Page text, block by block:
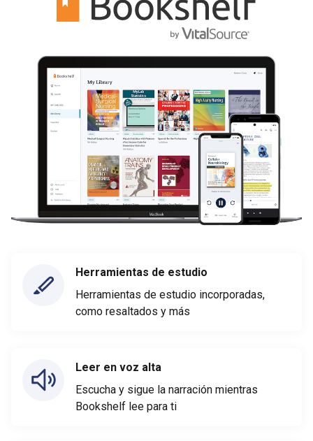
Herramientas de estudio
Herramientas de estudio incorporadas,
como resaltados y más
Leer en voz alta
Escucha y sigue la narración mientras
Bookshelf lee para ti